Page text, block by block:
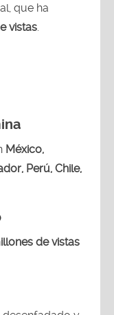
que ha
vistas
México,
Perú, Chile,
de vistas